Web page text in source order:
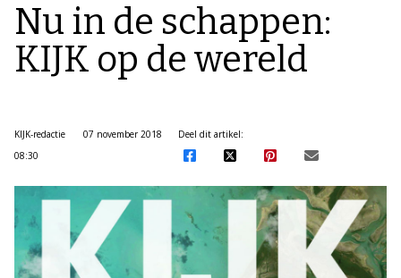
Nu in de schappen:
KIJK op de wereld
KIJK-redactie
07 november 2018
08:30
Deel dit artikel: